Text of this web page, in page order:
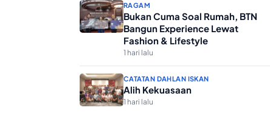
RAGAM
Bukan Cuma Soal Rumah, BTN
Bangun Experience Lewat
Fashion & Lifestyle
1 hari lalu
CATATAN DAHLAN ISKAN
Alih Kekuasaan
1 hari lalu